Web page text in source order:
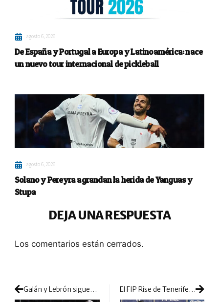
agosto 6, 2026
De España y Portugal a Europa y Latinoamérica: nace
un nuevo tour internacional de pickleball
agosto 6, 2026
Solano y Pereyra agrandan la herida de Yanguas y
Stupa
DEJA UNA RESPUESTA
Los comentarios están cerrados.
Galán y Lebrón siguen de dulce: así rindieron Suecia a sus pies El FIP Rise de Tenerife deja en lo más alto a Sager-Nunes y Siverio-Rapisarda